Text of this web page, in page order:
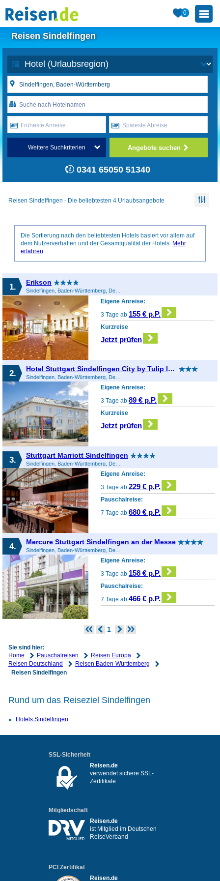
0
Reisen Sindelfingen
Früheste Anreise Späteste Abreise
Weitere Suchkriterien Angebote suchen
0341 65050 51340
Reisen Sindelfingen - Die beliebtesten 4 Urlaubsangebote
Die Sortierung nach den beliebtesten Hotels basiert vor allem auf
dem Nutzerverhalten und der Gesamtqualität der Hotels. Mehr
erfahren
1. Erikson
Sindelfingen, Baden-Württemberg, Deutschland
Eigene Anreise:
3 Tage ab 155 € p.P.
Kurzreise
Jetzt prüfen
2. Hotel Stuttgart Sindelfingen City by Tulip Inn
Sindelfingen, Baden-Württemberg, Deutschland
Eigene Anreise:
3 Tage ab89 € p.P.
Kurzreise
Jetzt prüfen
3. Stuttgart Marriott Sindelfingen
Sindelfingen, Baden-Württemberg, Deutschland
Eigene Anreise:
3 Tage ab229 € p.P.
Pauschalreise:
7 Tage ab680 € p.P.
4. Mercure Stuttgart Sindelfingen an der Messe
Sindelfingen, Baden-Württemberg, Deutschland
Eigene Anreise:
3 Tage ab 158 € p.P.
Pauschalreise:
7 Tage ab466 € p.P.
1
Sie sind hier:
Home
Pauschalreisen
Reisen Europa
Reisen Deutschland
Reisen Baden-Württemberg
Reisen Sindelfingen
Rund um das Reiseziel Sindelfingen
Hotels Sindelfingen
SSL-Sicherheit
Reisen.de
verwendet sichere SSL-
Zertifikate
Mitgliedschaft
Reisen.de
ist Mitglied im Deutschen
ReiseVerband
PCI Zertifikat
Reisen.de